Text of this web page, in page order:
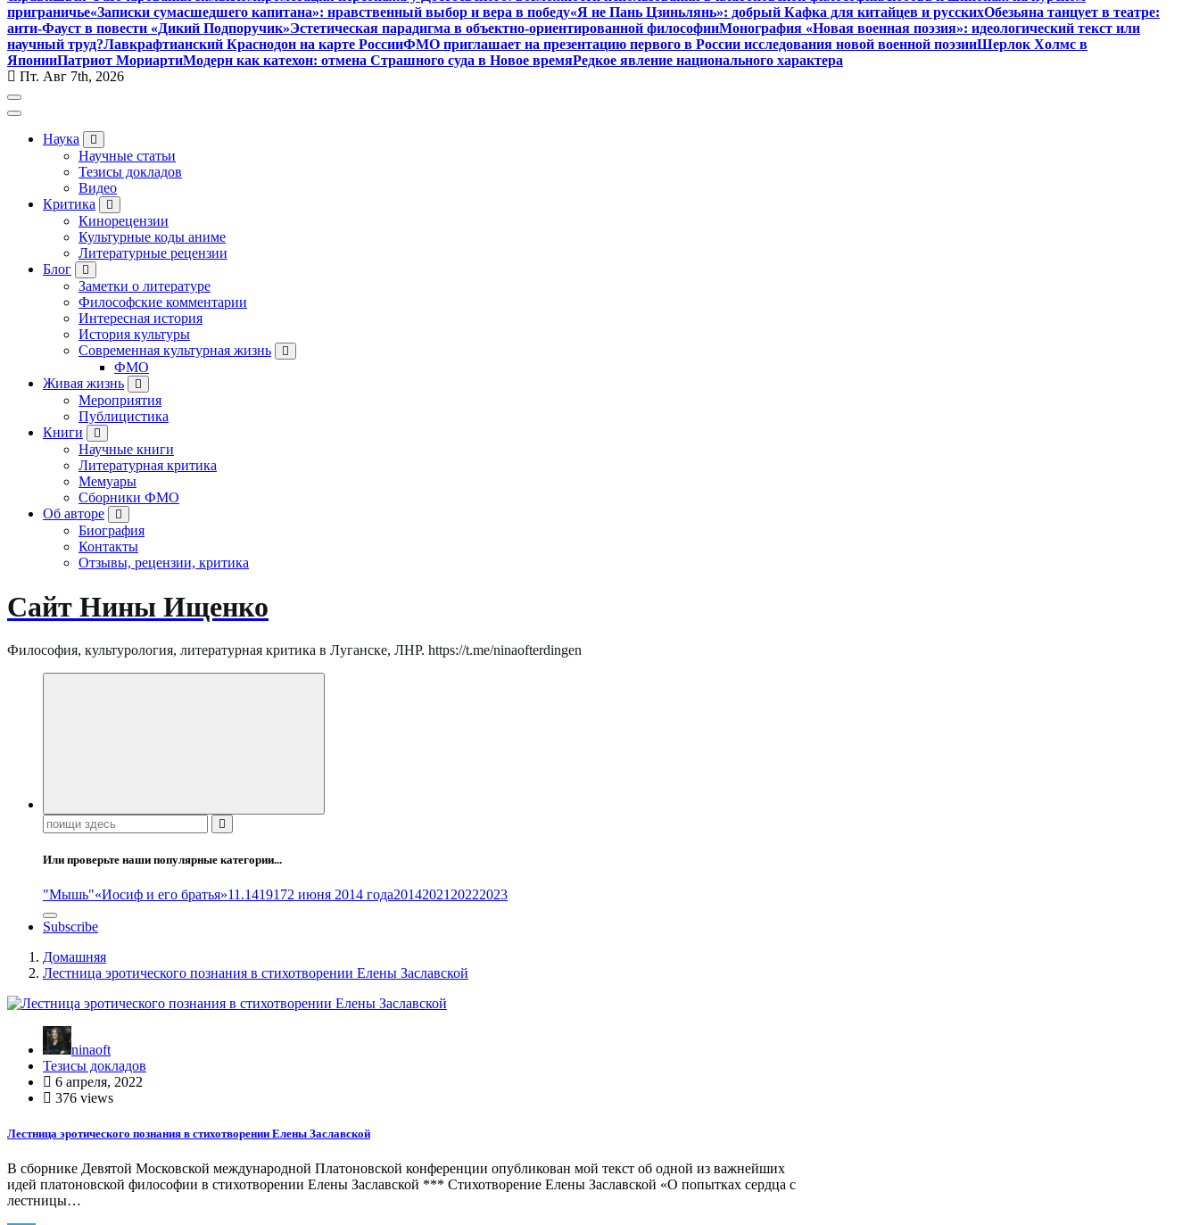
приграничье«Записки сумасшедшего капитана»: нравственный выбор и вера в победу«Я не Пань Цзиньлянь»: добрый Кафка для китайцев и русскихОбезьяна танцует в театре:
анти-Фауст в повести «Дикий Подпоручик»Эстетическая парадигма в объектно-ориентированной философииМонография «Новая военная поэзия»: идеологический текст или
научный труд?Лавкрафтианский Краснодон на карте РоссииФМО приглашает на презентацию первого в России исследования новой военной поэзииШерлок Холмс в
ЯпонииПатриот МориартиМодерн как катехон: отмена Страшного суда в Новое времяРедкое явление национального характера
Пт. Авг 7th, 2026
Наука
Научные статьи
Тезисы докладов
Видео
Критика
Кинорецензии
Культурные коды аниме
Литературные рецензии
Блог
Заметки о литературе
Философские комментарии
Интересная история
История культуры
Современная культурная жизнь
ФМО
Живая жизнь
Мероприятия
Публицистика
Книги
Научные книги
Литературная критика
Мемуары
Сборники ФМО
Об авторе
Биография
Контакты
Отзывы, рецензии, критика
Сайт Нины Ищенко
Философия, культурология, литературная критика в Луганске, ЛНР. https://t.me/ninaofterdingen
Поиск:
Или проверьте наши популярные категории...
"Мышь"«Иосиф и его братья»11.1419172 июня 2014 года2014202120222023
Subscribe
Домашняя
Лестница эротического познания в стихотворении Елены Заславской
ninaoft
Тезисы докладов
6 апреля, 2022
376 views
Лестница эротического познания в стихотворении Елены Заславской
В сборнике Девятой Московской международной Платоновской конференции опубликован мой текст об одной из важнейших
идей платоновской философии в стихотворении Елены Заславской *** Стихотворение Елены Заславской «О попытках сердца с
лестницы…